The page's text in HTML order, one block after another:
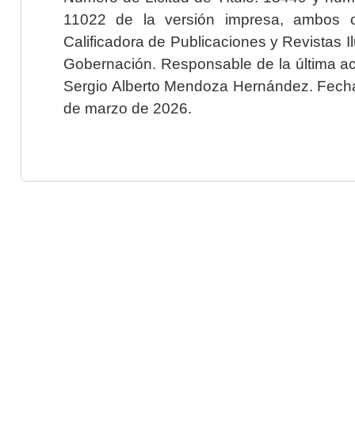
11022 de la versión impresa, ambos
Calificadora de Publicaciones y Revistas
Gobernación. Responsable de la última
Sergio Alberto Mendoza Hernández.
de marzo de 2026.